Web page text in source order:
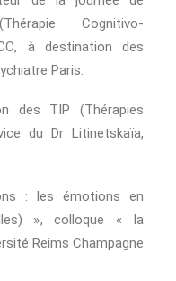
Cognitivo-
à destination des
Paris.
des TIP (Thérapies
du Dr Litinetskaïa,
: les émotions en
», colloque « la
Reims Champagne